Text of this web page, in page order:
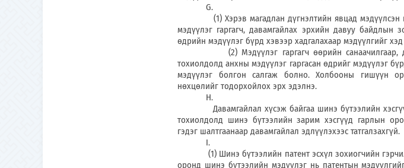
G.
(1) Хэрэв магадлан дүгнэлтийн явцад мэдүүлсэн
мэдүүлэг гаргагч, давамгайлах эрхийн давуу байдлын
өдрийн мэдүүлэг бүрд хэвээр хадгалахаар мэдүүлгийг
(2) Мэдүүлэг гаргагч өөрийн санаачилгаар,
тохиолдолд анхны мэдүүлэг гаргасан өдрийг мэдүүлэг
мэдүүлэг болгон салгаж болно. Холбооны гишүүн
нөхцөлийг тодорхойлох эрх эдэлнэ.
H.
Давамгайлал хүсэж байгаа шинэ бүтээлийн
тохиолдолд шинэ бүтээлийн зарим хэсгүүд гарлын
гэдэг шалтгаанаар давамгайлал эдлүүлэхээс татгалзахгүй.
I.
(1) Шинэ бүтээлийн патент эсхүл зохиогчийн
оронд шинэ бүтээлийн мэдүүлэг нь патентын